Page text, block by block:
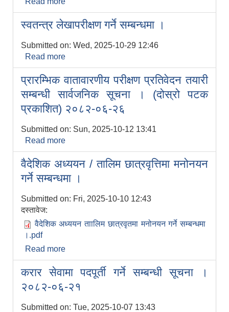
(शैक्षिक शत्र २०८२) का लागि निवेदन दिने बारेको
सूचना ।
स्वतन्त्र लेखापरीक्षण गर्ने सम्बन्धमा ।
Submitted on: Wed, 2025-10-29 12:46
Read more
प्रारम्भिक वातावारणीय परीक्षण प्रतिवेदन तयारी
सम्बन्धी सार्वजनिक सूचना । (दोस्रो पटक
प्रकाशित) २०८२-०६-२६
Submitted on: Sun, 2025-10-12 13:41
Read more
तयारी सम्बन्धी सार्वजनिक सूचना । (दोस्रो पटक
प्रकाशित) २०८२-०६-२६
वैदेशिक अध्ययन / तालिम छात्रवृत्तिमा मनोनयन
गर्ने सम्बन्धमा ।
Submitted on: Fri, 2025-10-10 12:43
दस्तावेज:
वैदेशिक अध्ययन ताालिम छात्रवृतमा मनोनयन गर्ने सम्बन्धमा
।.pdf
Read more
मनोनयन गर्ने सम्बन्धमा ।
करार सेवामा पदपूर्ती गर्ने सम्बन्धी सूचना ।
२०८२-०६-२१
Submitted on: Tue, 2025-10-07 13:43